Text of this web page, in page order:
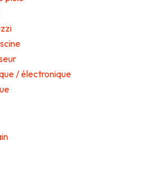
/ électronique